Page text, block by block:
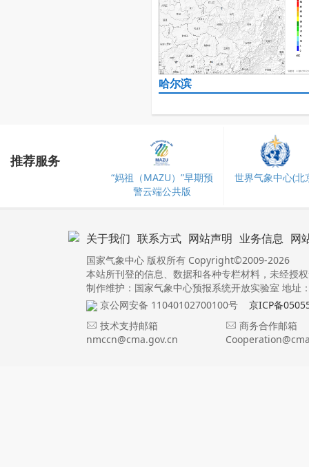
哈尔滨
推荐服务
“妈祖（MAZU）”早期预
警云端公共版
世界气象中心(北
关于我们 联系方式 网站声明 业务信息 网
国家气象中心 版权所有 Copyright©2009-2026
本站所刊登的信息、数据和各种专栏材料，未经授
制作维护：国家气象中心预报系统开放实验室 地址
京公网安备 11040102700100号
京ICP备
技术支持邮箱
nmccn@cma.gov.cn
商务合作邮箱